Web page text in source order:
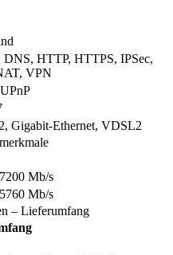
DNS, HTTP, HTTPS, IPSec,
VPN
Gigabit-Ethernet, VDSL2
7200 Mb/s
5760 Mb/s
– Lieferumfang